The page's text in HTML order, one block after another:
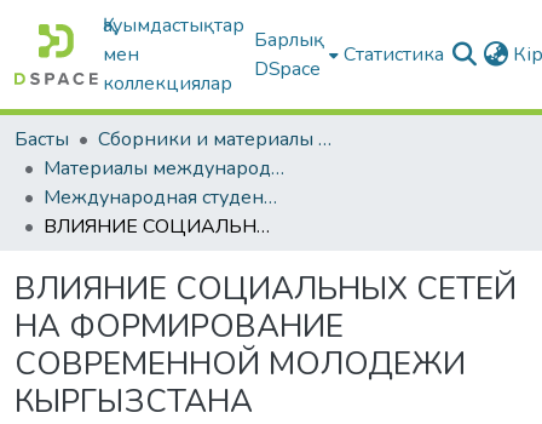
Қауымдастықтар
мен
коллекциялар
Барлық
DSpace
Статистика
Басты
Сборники и материалы конференций
Материалы международной студенческой научно-практической конференции
Международная студенческая научно-практическая конференция, посвященная 80-летию КГПУ им.У.Султангазина и Году молодежи в Республике Казахстан
ВЛИЯНИЕ СОЦИАЛЬНЫХ СЕТЕЙ НА ФОРМИРОВАНИЕ СОВРЕМЕННОЙ МОЛОДЕЖИ КЫРГЫЗСТАНА
ВЛИЯНИЕ СОЦИАЛЬНЫХ СЕТЕЙ
НА ФОРМИРОВАНИЕ
СОВРЕМЕННОЙ МОЛОДЕЖИ
КЫРГЫЗСТАНА